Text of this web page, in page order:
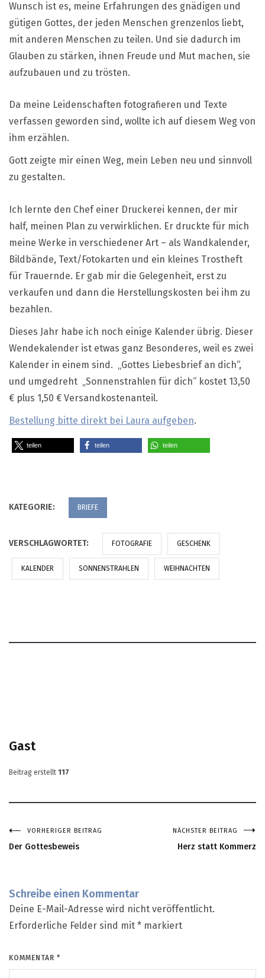
Wunsch ist es, meine Erfahrungen des gnädigen und
gütigen Gottes, der jeden Menschen grenzenlos liebt,
mit anderen Menschen zu teilen. Und sie dadurch im
Glauben zu stärken, ihnen Freude und Mut machen, sie
aufzubauen und zu trösten.
Da meine Leidenschaften fotografieren und Texte
verfassen geworden sind, wollte ich auf diesem Weg von
ihm erzählen.
Gott zeigte mir einen Weg, mein Leben neu und sinnvoll
zu gestalten.
Ich lernte den Chef einer Druckerei kennen, der mir
half, meinen Plan zu verwirklichen. Er druckte für mich
meine Werke in verschiedener Art – als Wandkalender,
Bildbände, Text/Fotokarten und ein kleines Trostheft
für Trauernde. Er gab mir die Gelegenheit, erst zu
verkaufen und dann die Herstellungskosten bei ihm zu
bezahlen.
Dieses Jahr habe ich noch einige Kalender übrig. Dieser
Wendekalender ist etwas ganz Besonderes, weil es zwei
Kalender in einem sind. „Gottes Liebesbrief an dich“,
und umgedreht „Sonnenstrahlen für dich“ kostet 13,50
€ plus 1,50 € Versandkostenanteil.
Bestellung bitte direkt bei Laura aufgeben.
teilen teilen teilen
KATEGORIE: BRIEFE
VERSCHLAGWORTET: FOTOGRAFIE GESCHENK
KALENDER SONNENSTRAHLEN WEIHNACHTEN
Gast
Beitrag erstellt 117
Beitragsnavigation
VORHERIGER BEITRAG
Der Gottesbeweis
NÄCHSTER BEITRAG
Herz statt Kommerz
Schreibe einen Kommentar
Deine E-Mail-Adresse wird nicht veröffentlicht.
Erforderliche Felder sind mit * markiert
KOMMENTAR *